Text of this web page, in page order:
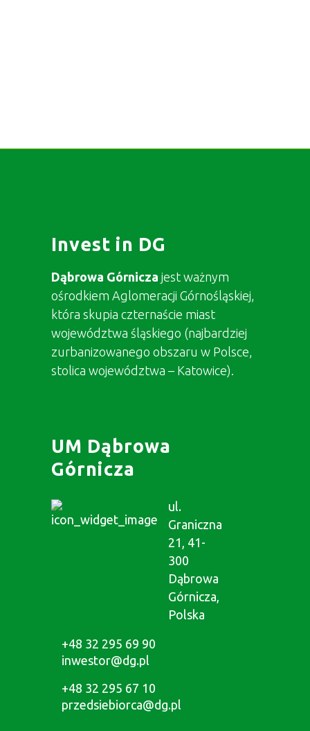
Invest in DG
Dąbrowa Górnicza jest ważnym
ośrodkiem Aglomeracji Górnośląskiej,
która skupia czternaście miast
województwa śląskiego (najbardziej
zurbanizowanego obszaru w Polsce,
stolica województwa – Katowice).
UM Dąbrowa
Górnicza
ul.
Graniczna
21, 41-
300
Dąbrowa
Górnicza,
Polska
+48 32 295 69 90
inwestor@dg.pl
+48 32 295 67 10
przedsiebiorca@dg.pl